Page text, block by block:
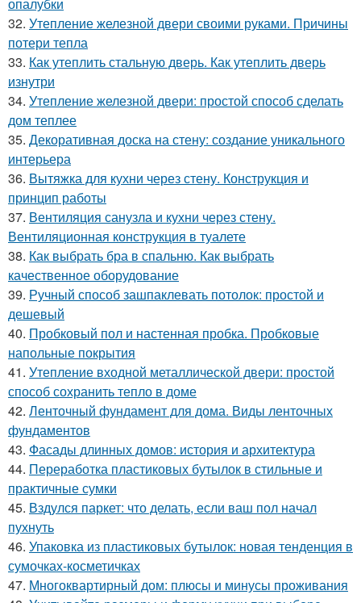
опалубки
32. Утепление железной двери своими руками. Причины
потери тепла
33. Как утеплить стальную дверь. Как утеплить дверь
изнутри
34. Утепление железной двери: простой способ сделать
дом теплее
35. Декоративная доска на стену: создание уникального
интерьера
36. Вытяжка для кухни через стену. Конструкция и
принцип работы
37. Вентиляция санузла и кухни через стену.
Вентиляционная конструкция в туалете
38. Как выбрать бра в спальню. Как выбрать
качественное оборудование
39. Ручный способ зашпаклевать потолок: простой и
дешевый
40. Пробковый пол и настенная пробка. Пробковые
напольные покрытия
41. Утепление входной металлической двери: простой
способ сохранить тепло в доме
42. Ленточный фундамент для дома. Виды ленточных
фундаментов
43. Фасады длинных домов: история и архитектура
44. Переработка пластиковых бутылок в стильные и
практичные сумки
45. Вздулся паркет: что делать, если ваш пол начал
пухнуть
46. Упаковка из пластиковых бутылок: новая тенденция в
сумочках-косметичках
47. Многоквартирный дом: плюсы и минусы проживания